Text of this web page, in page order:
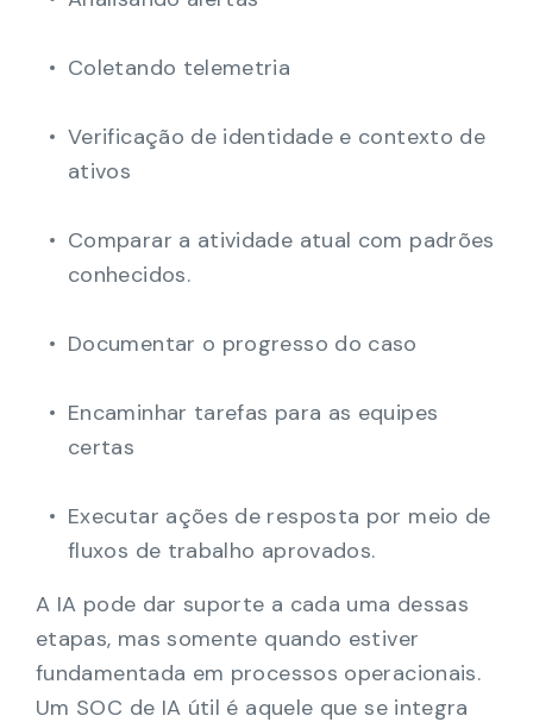
Coletando telemetria
Verificação de identidade e contexto de
ativos
Comparar a atividade atual com padrões
conhecidos.
Documentar o progresso do caso
Encaminhar tarefas para as equipes
certas
Executar ações de resposta por meio de
fluxos de trabalho aprovados.
A IA pode dar suporte a cada uma dessas
etapas, mas somente quando estiver
fundamentada em processos operacionais.
Um SOC de IA útil é aquele que se integra